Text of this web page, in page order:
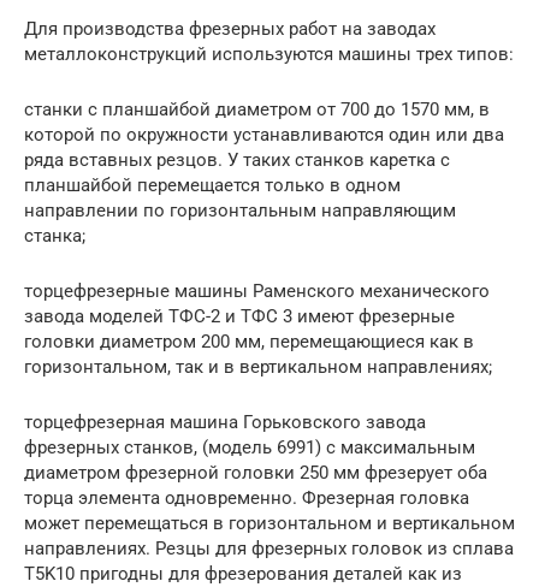
Для производства фрезерных работ на заводах
металлоконструкций используются машины трех типов:
станки с планшайбой диаметром от 700 до 1570 мм, в
которой по окружности устанавливаются один или два
ряда вставных резцов. У таких станков каретка с
планшайбой перемещается только в одном
направлении по горизонтальным направляющим
станка;
торцефрезерные машины Раменского механического
завода моделей ТФС-2 и ТФС 3 имеют фрезерные
головки диаметром 200 мм, перемещающиеся как в
горизонтальном, так и в вертикальном направлениях;
торцефрезерная машина Горьковского завода
фрезерных станков, (модель 6991) с максимальным
диаметром фрезерной головки 250 мм фрезерует оба
торца элемента одновременно. Фрезерная головка
может перемещаться в горизонтальном и вертикальном
направлениях. Резцы для фрезерных головок из сплава
T5K10 пригодны для фрезерования деталей как из